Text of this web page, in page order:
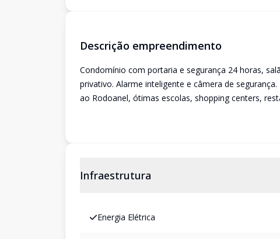
Descrição empreendimento
Condomínio com portaria e segurança 24 horas,
privativo. Alarme inteligente e câmera de
ao Rodoanel, ótimas escolas, shopping centers,
Infraestrutura
Energia Elétrica